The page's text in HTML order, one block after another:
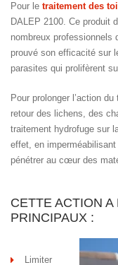
Pour le traitement des
DALEP 2100. Ce produit
nombreux professionnels
prouvé son efficacité sur
parasites qui prolifèrent
Pour prolonger l’action
retour des lichens, des
traitement hydrofuge sur
effet, en
pénétrer au cœur des
CETTE ACTION
PRINCIPAUX :
Limiter